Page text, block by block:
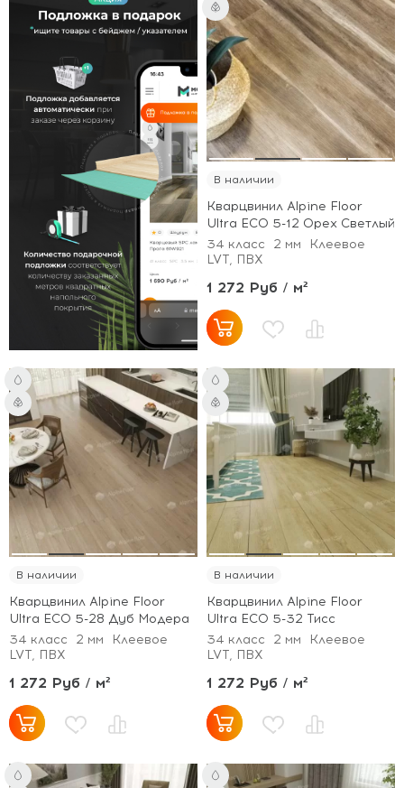
В наличии
Кварцвинил Alpine Floor
Ultra ECO 5-12 Орех Светлый
34 класс
2 мм
Клеевое
LVT, ПВХ
1 272 Руб / м²
В наличии
Кварцвинил Alpine Floor
Ultra ECO 5-28 Дуб Модера
34 класс
2 мм
Клеевое
LVT, ПВХ
1 272 Руб / м²
В наличии
Кварцвинил Alpine Floor
Ultra ECO 5-32 Тисс
34 класс
2 мм
Клеевое
LVT, ПВХ
1 272 Руб / м²